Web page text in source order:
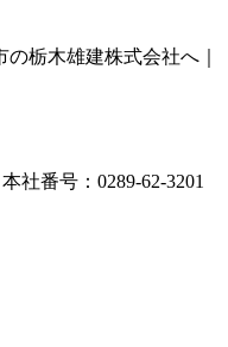
栃木雄建株式会社へ｜
社番号：0289-62-3201